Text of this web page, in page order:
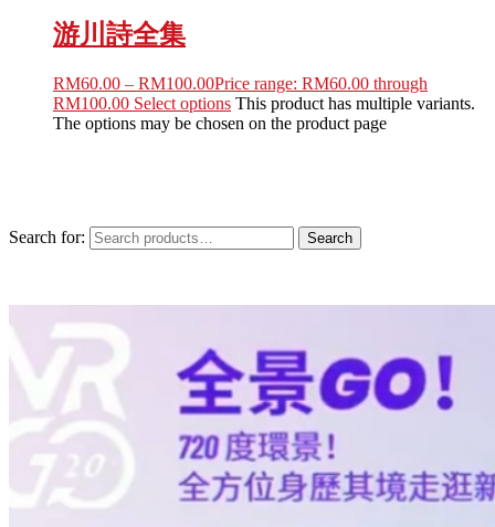
游川詩全集
RM60.00 – RM100.00Price range: RM60.00 through
RM100.00 Select options This product has multiple variants.
The options may be chosen on the product page
Search for: Search